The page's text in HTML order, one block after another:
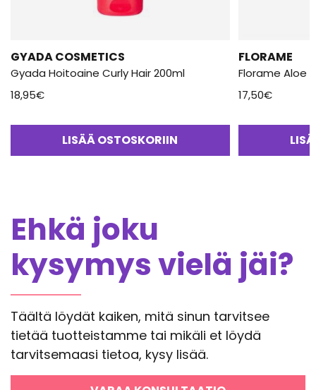
GYADA COSMETICS
Gyada Hoitoaine Curly Hair 200ml
18,95€
LISÄÄ OSTOSKORIIN
FLORAME
Florame Aloe
17,50€
Ehkä joku
kysymys vielä jäi?
Täältä löydät kaiken, mitä sinun tarvitsee
tietää tuotteistamme tai mikäli et löydä
tarvitsemaasi tietoa, kysy lisää.